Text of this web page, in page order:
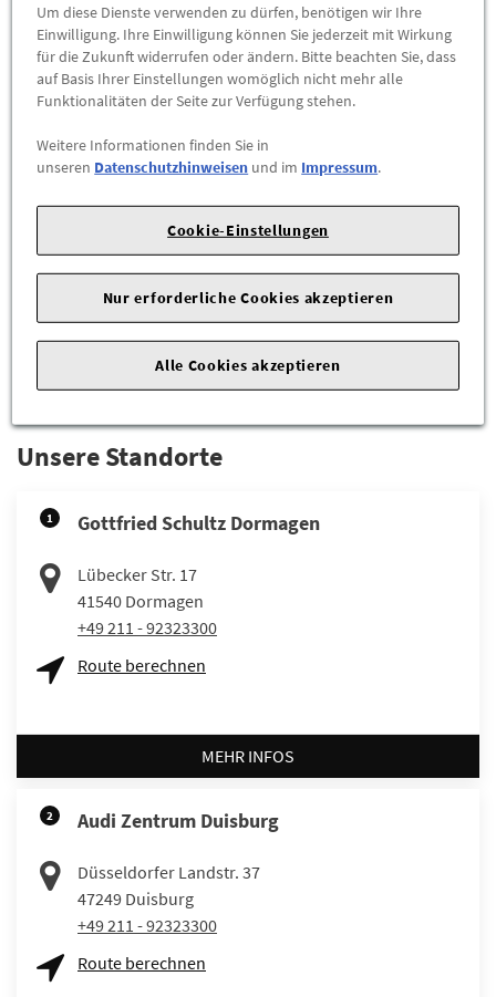
Allwetterfußmatten VW ID3 vorne und
hinten, titanschwarz, Linkslenker
98,90 €
ZUM PRODUKT
Unsere Standorte
1 Gottfried Schultz Dormagen
Lübecker Str. 17
41540 Dormagen
+49 211 - 92323300
Route berechnen
MEHR INFOS
2 Audi Zentrum Duisburg
Düsseldorfer Landstr. 37
47249 Duisburg
+49 211 - 92323300
Route berechnen
Um diese Dienste verwenden zu dürfen, benötigen wir Ihre
Einwilligung. Ihre Einwilligung können Sie jederzeit mit Wirkung
für die Zukunft widerrufen oder ändern. Bitte beachten Sie, dass
auf Basis Ihrer Einstellungen womöglich nicht mehr alle
Funktionalitäten der Seite zur Verfügung stehen.
Weitere Informationen finden Sie in
unseren Datenschutzhinweisen und im Impressum.
Cookie-Einstellungen
Nur erforderliche Cookies akzeptieren
Alle Cookies akzeptieren